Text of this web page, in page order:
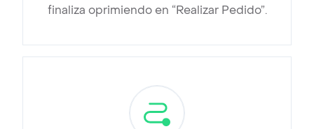
finaliza oprimiendo en “Realizar Pedido”.